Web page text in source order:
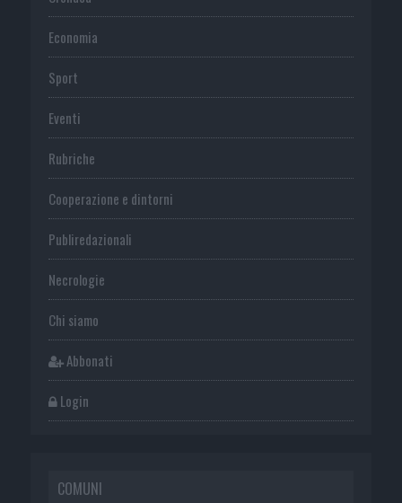
Economia
Sport
Eventi
Rubriche
Cooperazione e dintorni
Publiredazionali
Necrologie
Chi siamo
Abbonati
Login
COMUNI